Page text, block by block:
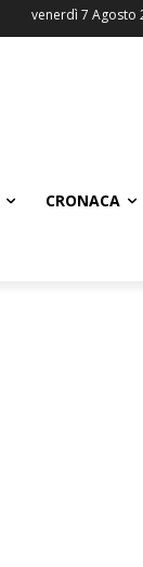
venerdì 7 Agosto
CRONACA